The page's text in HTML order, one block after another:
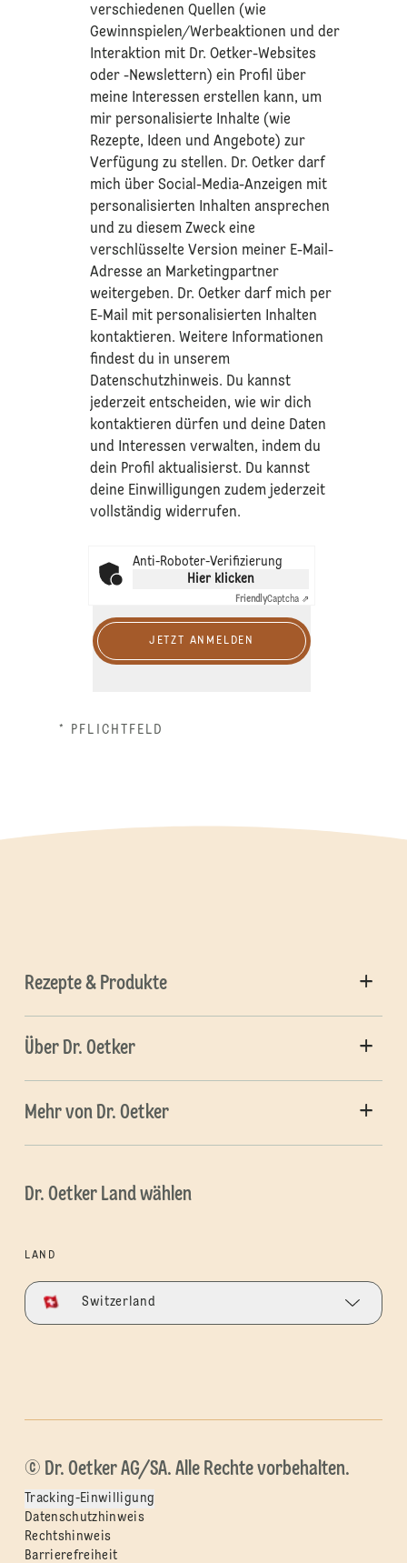
verschiedenen Quellen (wie
Gewinnspielen/Werbeaktionen und der
Interaktion mit Dr. Oetker-Websites
oder -Newslettern) ein Profil über
meine Interessen erstellen kann, um
mir personalisierte Inhalte (wie
Rezepte, Ideen und Angebote) zur
Verfügung zu stellen. Dr. Oetker darf
mich über Social-Media-Anzeigen mit
personalisierten Inhalten ansprechen
und zu diesem Zweck eine
verschlüsselte Version meiner E-Mail-
Adresse an Marketingpartner
weitergeben. Dr. Oetker darf mich per
E-Mail mit personalisierten Inhalten
kontaktieren. Weitere Informationen
findest du in unserem
Datenschutzhinweis. Du kannst
jederzeit entscheiden, wie wir dich
kontaktieren dürfen und deine Daten
und Interessen verwalten, indem du
dein Profil aktualisierst. Du kannst
deine Einwilligungen zudem jederzeit
vollständig widerrufen.
Anti-Roboter-Verifizierung
Hier klicken
FriendlyCaptcha ⇗
JETZT ANMELDEN
* PFLICHTFELD
Rezepte & Produkte
Über Dr. Oetker
Mehr von Dr. Oetker
Dr. Oetker Land wählen
LAND
Switzerland
© Dr. Oetker AG/SA. Alle Rechte vorbehalten.
Tracking-Einwilligung
Datenschutzhinweis
Rechtshinweis
Barrierefreiheit